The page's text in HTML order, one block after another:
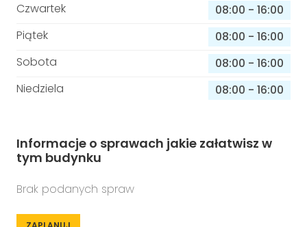
Czwartek
08:00 - 16:00
Piątek
08:00 - 16:00
Sobota
08:00 - 16:00
Niedziela
08:00 - 16:00
Informacje o sprawach jakie załatwisz w
tym budynku
Brak podanych spraw